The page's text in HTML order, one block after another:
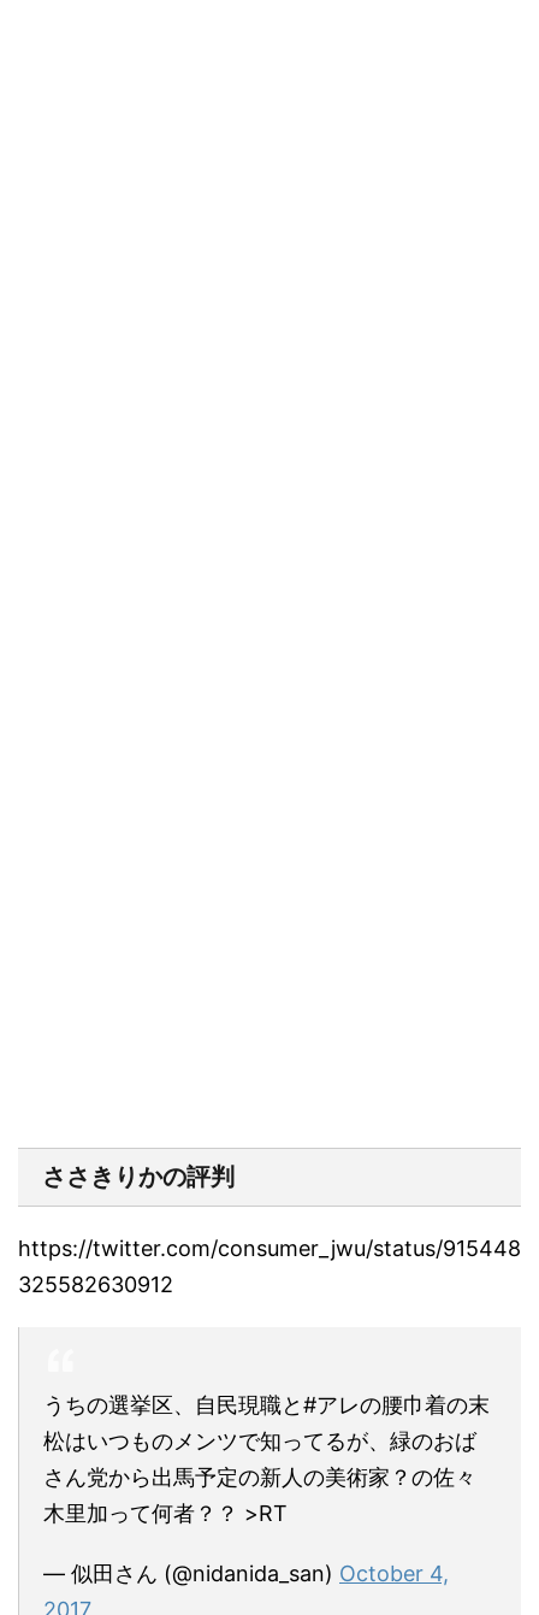
ささきりかの評判
https://twitter.com/consumer_jwu/status/915448
325582630912
うちの選挙区、自民現職と#アレの腰巾着の末
松はいつものメンツで知ってるが、緑のおば
さん党から出馬予定の新人の美術家？の佐々
木里加って何者？？ >RT
— 似田さん (@nidanida_san) October 4,
2017